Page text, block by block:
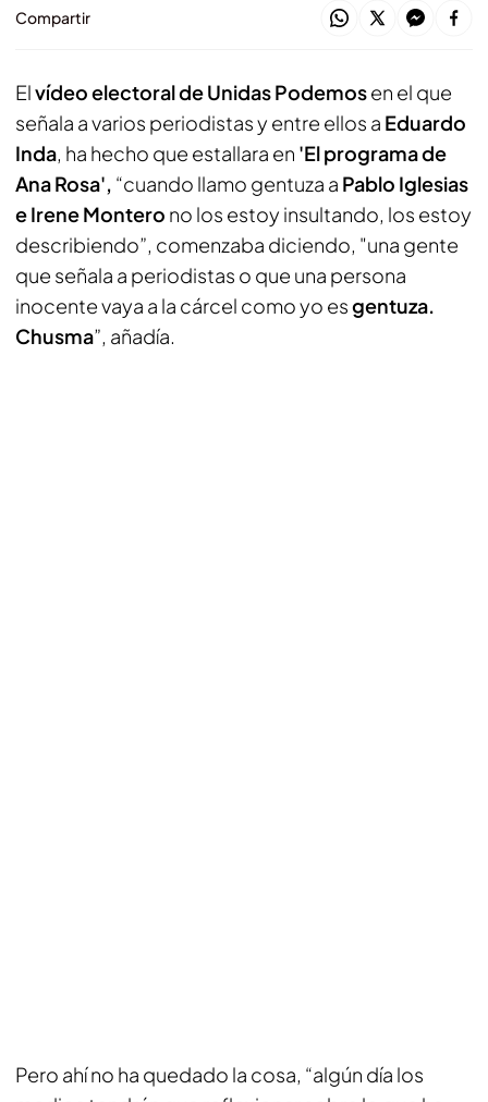
Compartir
Elvídeo electoral de Unidas Podemosen el que
señala a varios periodistas y entre ellos a Eduardo
Inda, ha hecho que estallara en 'El programa de
Ana Rosa', “cuando llamo gentuza a Pablo Iglesias
e Irene Montero no los estoy insultando, los estoy
describiendo”, comenzaba diciendo, "una gente
que señala a periodistas o que una persona
inocente vaya a la cárcel como yo esgentuza.
Chusma”, añadía.
Pero ahí no ha quedado la cosa, “algún día los